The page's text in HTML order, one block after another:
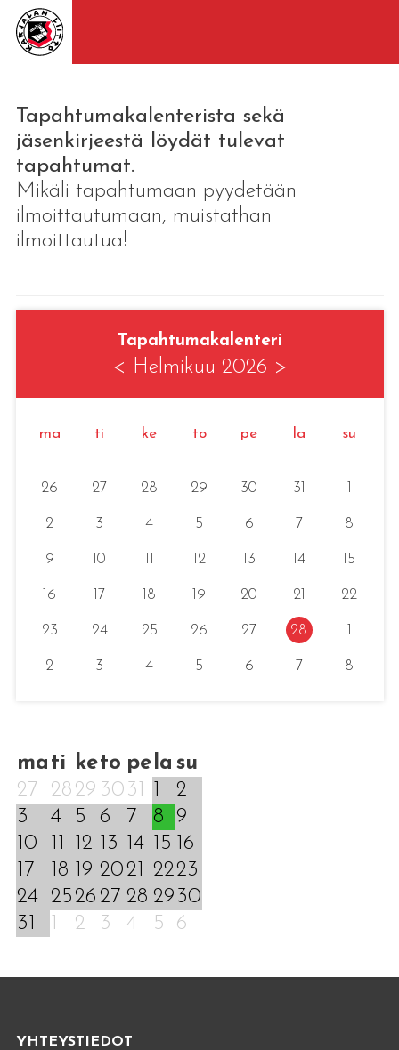
Tapahtumakalenterista sekä
jäsenkirjeestä löydät tulevat
tapahtumat.
Mikäli tapahtumaan pyydetään
ilmoittautumaan, muistathan
ilmoittautua!
Tapahtumakalenteri
< Helmikuu 2026 >
ma ti ke to pe la su
26 27 28 29 30 31
2 3 4 5 6 7 8
9 10 12 13 14 15
16 17 18 19 20 21 22
23 24 25 26 27 28
2 3 4 5 6 7 8
ma ti keto pela su
27
28 29 30 31 1
2
3
4 5 6 7 8
9
10
11 12 13 14 15 16
17
18 19 2021 2223
24
2526 27 28 29 30
31
1 2 3 4 5 6
YHTEYSTIEDOT